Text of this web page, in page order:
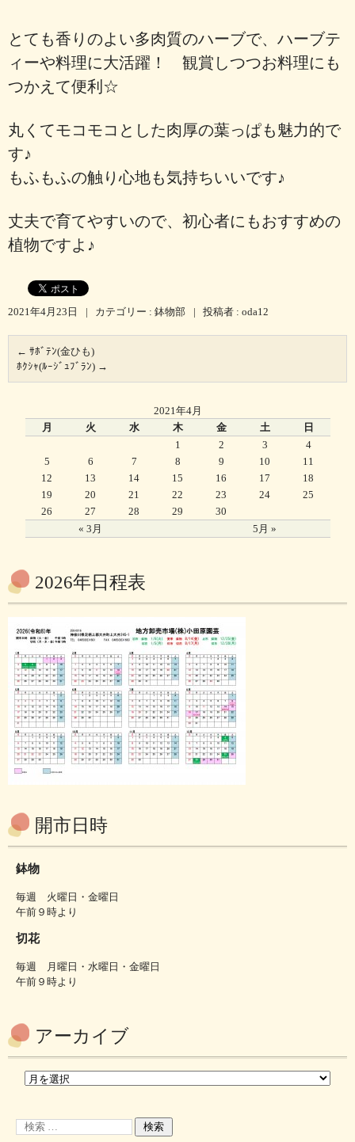
とても香りのよい多肉質のハーブで、ハーブテ
ィーや料理に大活躍！ 観賞しつつお料理にも
つかえて便利☆
丸くてモコモコとした肉厚の葉っぱも魅力的で
す♪
もふもふの触り心地も気持ちいいです♪
丈夫で育てやすいので、初心者にもおすすめの
植物ですよ♪
2021年4月23日 | カテゴリー : 鉢物部 | 投稿者 : oda12
← ｻﾎﾞﾃﾝ(金ひも)
ﾎｸｼｬ(ﾙｰｼﾞｭﾌﾞﾗﾝ) →
2021年4月
月
火 水 木 金 土 日
« 3月 5月 »
1 2 3
4
5
6 7 8 9 10
11
12
13 14 15 16 17
18
19
20 21 22 23 24
25
26
27 28 29 30
2026年日程表
開市日時
鉢物
毎週 火曜日・金曜日
午前９時より
切花
毎週 月曜日・水曜日・金曜日
午前９時より
アーカイブ